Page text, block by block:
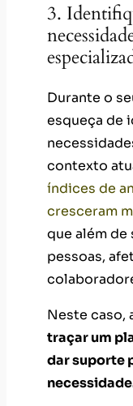
3.
Durante o
esqueça de
contexto
índices de
cresceram
que além de
pessoas,
Neste caso,
traçar um
dar suporte